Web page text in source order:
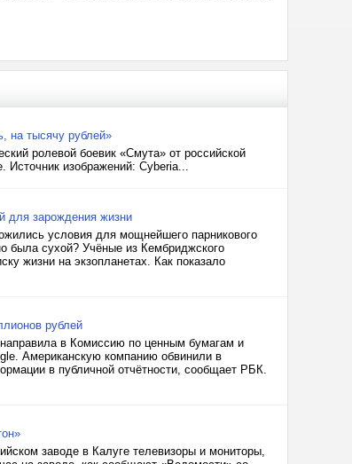
на тысячу рублей»
ролевой боевик «Смута» от российской
Источник изображений: Cyberia...
для зарождения жизни
условия для мощнейшего парникового
была сухой? Учёные из Кембриджского
жизни на экзопланетах. Как показало
рублей
в Комиссию по ценным бумагам и
Американскую компанию обвинили в
в публичной отчётности, сообщает РБК.
заводе в Калуге телевизоры и мониторы,